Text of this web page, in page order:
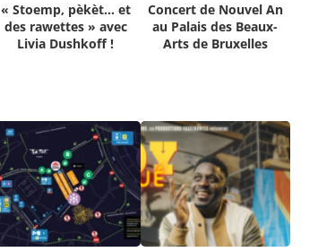
« Stoemp, pèkèt… et
des rawettes » avec
Livia Dushkoff !
Concert de Nouvel An
au Palais des Beaux-
Arts de Bruxelles